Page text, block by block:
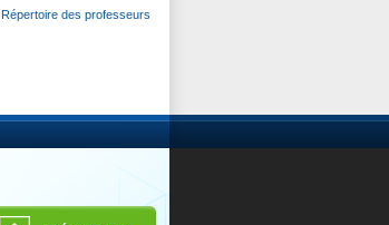
Répertoire des professeurs